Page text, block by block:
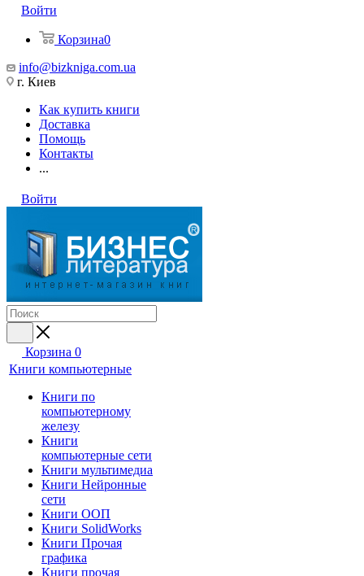
Войти
Корзина0
info@bizkniga.com.ua
г. Киев
Как купить книги
Доставка
Помощь
Контакты
...
Войти
Корзина 0
Книги компьютерные
Книги по
компьютерному
железу
Книги
компьютерные сети
Книги мультимедиа
Книги Нейронные
сети
Книги ООП
Книги SolidWorks
Книги Прочая
графика
Книги прочая